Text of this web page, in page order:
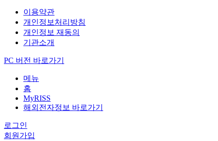
이용약관
개인정보처리방침
개인정보 재동의
기관소개
PC 버전 바로가기
메뉴
홈
MyRISS
해외전자정보 바로가기
로그인
회원가입